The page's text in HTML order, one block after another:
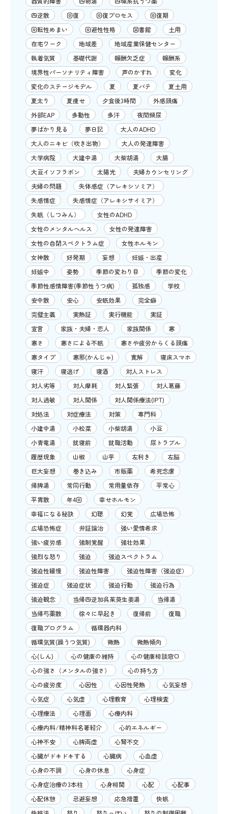
四逆散
回復 回復プロセス
回復期
回転性めまい
回避性性格 図書館
土用
在宅ワーク
地域差
地域産業保健センター
執着気質
基礎代謝 報酬欠乏症
報酬系
境界性パーソナリティ障害
声のかすれ
変化
変化のステージモデル
夏 夏バテ
夏土用
夏太り
夏痩せ 夕食後3時間
外感頭痛
外部EAP
多動性 多汗
夜間頻尿
夢ばかり見る
夢日記
大人のADHD
大人のニキビ（吹き出物）
大人の発達障害
大学病院
大建中湯 大柴胡湯
大腸
大豆イソフラボン
太陽光
夫婦カウンセリング
夫婦の問題
失体感症（アレキシソミア）
失感情症
失感情症（アレキシサイミア）
失眠（しつみん）
女性のADHD
女性のメンタルヘルス
女性の発達障害
女性の自閉スペクトラム症
女性ホルモン
女神散
好発期 妄想
妊娠・出産
妊娠中
姿勢 季節の変わり目
季節の変化
季節性感情障害(季節性うつ病)
孤独感
学校
安中散
安心 安眠効果
完全癖
完璧主義
実熱証 実行機能
実証
宣言
家族・夫婦・恋人 家族関係
寒
寒さ
寒さによる不眠
寒さや疲労からくる頭痛
寒タイプ
寒邪(かんじゃ) 寛解
寝床スマホ
寝汗
寝逃げ 寝酒
対人ストレス
対人劣等
対人摩耗 対人緊張
対人葛藤
対人過敏
対人関係
対人関係療法(IPT)
対処法
対症療法 対策
専門科
小建中湯
小松菜 小柴胡湯
小豆
小青竜湯
就寝前 就職活動
尿トラブル
履歴現象
山椒 山芋 左利き
左脳
巨大妄想
巻き込み 市販薬
希死念慮
帰脾湯
常同行動 常用量依存
平常心
平胃散
年4回
幸せホルモン
幸福になる秘訣
幻聴 幻覚
広場恐怖
広場恐怖症
弁証論治
強い愛情希求
強い疲労感
強制覚醒
強壮効果
強烈な怒り
強迫
強迫スペクトラム
強迫性緩慢
強迫性障害
強迫性障害（強迫症）
強迫症
強迫症状 強迫行動
強迫行為
強迫観念
当帰四逆加呉茱萸生姜湯
当帰湯
当帰芍薬散
徐々に早起き 復帰前
復職
復職プログラム
循環器内科
循環気質(躁うつ気質)
微熱
微熱傾向
心(しん)
心の健康の維持
心の健康相談窓口
心の強さ（メンタルの強さ）
心の持ち方
心の疲労度
心因性 心因性発熱
心気妄想
心気症
心気虚 心理教育
心理検査
心理療法
心理面
心療内科
心療内科/精神科名著紹介
心的エネルギー
心神不安
心脾両虚
心腎不交
心臓がドキドキする
心臓病
心血虚
心身の不調
心身の休息
心身症
心身症治療の3本柱
心身相関 心配
心配事
心配休憩
忌避妄想 応急措置
快眠